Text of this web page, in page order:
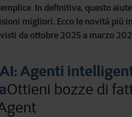
In definitiva, questo
migliori. Ecco le novità più
da ottobre 2025 a marzo
Agenti
Ottieni bozze di